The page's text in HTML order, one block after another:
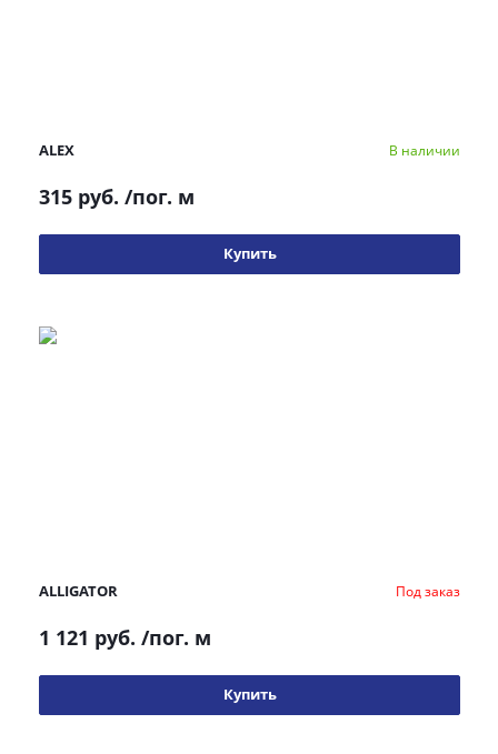
ALEX В наличии
315 руб. /пог. м
Купить
ALLIGATOR Под заказ
1 121 руб. /пог. м
Купить